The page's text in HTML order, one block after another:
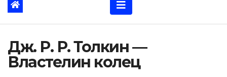
Дж. Р. Р. Толкин —
Властелин колец